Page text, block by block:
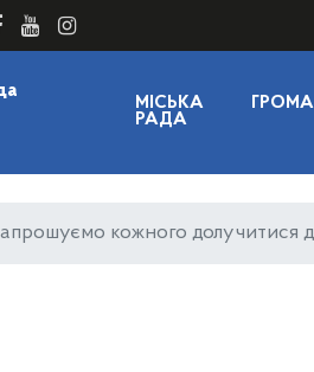
МІСЬКА
РАДА
кожного долучитися